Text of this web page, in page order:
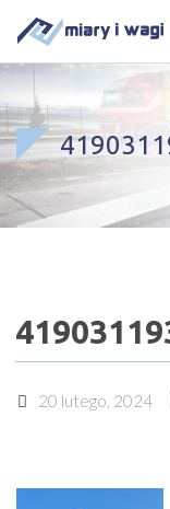
20 lutego, 2024